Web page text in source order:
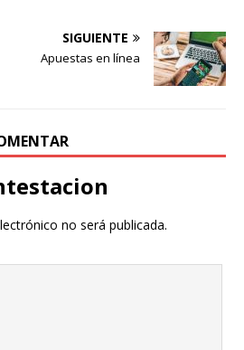
SIGUIENTE
Apuestas en línea
no será publicada.